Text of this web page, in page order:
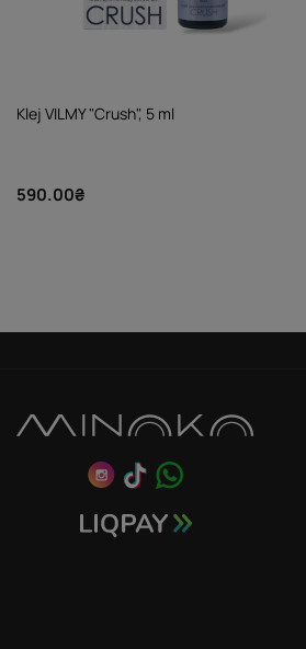
Klej VILMY "Crush", 5 ml
590.00₴